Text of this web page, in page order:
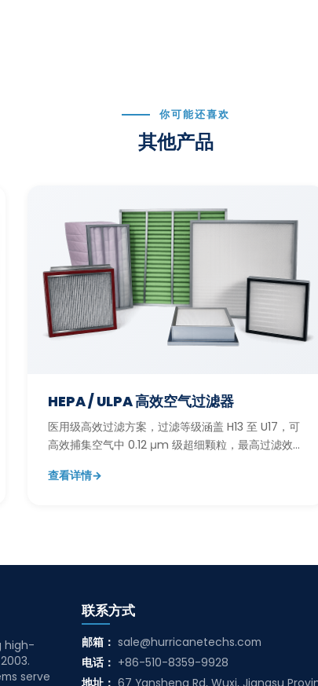
你可能还喜欢
其他产品
HEPA / ULPA 高效空气过滤器
医用级高效过滤方案，过滤等级涵盖 H13 至 U17，可
高效捕集空气中 0.12 μm 级超细颗粒，最高过滤效率
查看详情→
high-
serve
联系方式
邮箱： sale@hurricanetechs.com
电话： +86-510-8359-9928
地址： 67 Yansheng Rd, Wuxi, Jiangsu